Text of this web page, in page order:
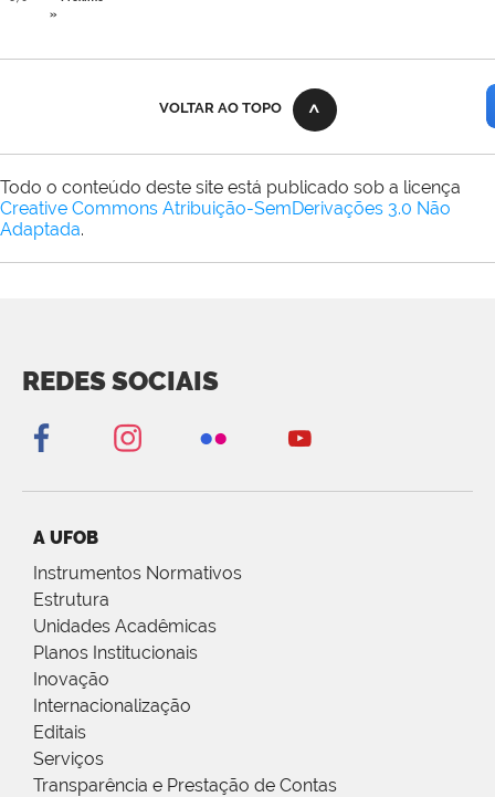
»
VOLTAR AO TOPO
Todo o conteúdo deste site está publicado sob a licença
Creative Commons Atribuição-SemDerivações 3.0 Não
Adaptada.
REDES SOCIAIS
A UFOB
Instrumentos Normativos
Estrutura
Unidades Acadêmicas
Planos Institucionais
Inovação
Internacionalização
Editais
Serviços
Transparência e Prestação de Contas